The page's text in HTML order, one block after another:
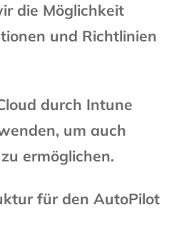
die Möglichkeit
und Richtlinien
durch Intune
um auch
ermöglichen.
für den AutoPilot